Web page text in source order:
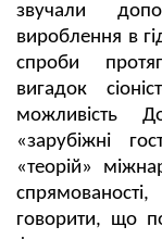
звучали
вироблення в
спроби
вигадок
можливість
«зарубіжні
«теорій»
говорити, що